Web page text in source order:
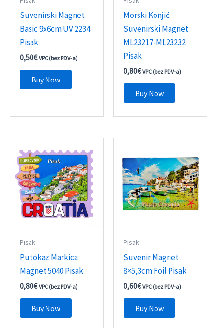
Suvenirski Magnet
Basic 9x6cm UV 2234
Pisak
0,50€ VPC (bez PDV-a)
Buy Now
Morski Konjić
Suvenirski Magnet
ML23217-ML23232
Pisak
0,80€ VPC (bez PDV-a)
Buy Now
Pisak
Putokaz Markica
Magnet 5040 Pisak
0,80€ VPC (bez PDV-a)
Buy Now
Pisak
Suvenir Magnet
8×5,3cm Foil Pisak
0,60€ VPC (bez PDV-a)
Buy Now